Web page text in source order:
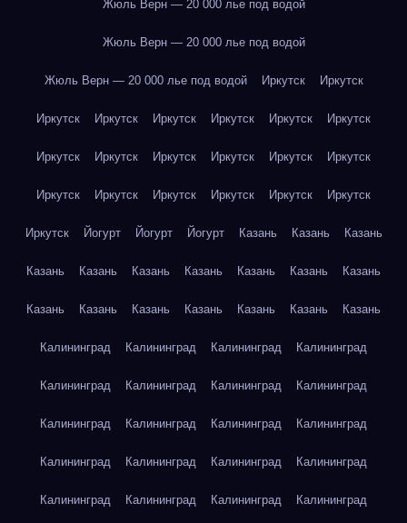
Жюль Верн — 20 000 лье под водой
Жюль Верн — 20 000 лье под водой
Жюль Верн — 20 000 лье под водой Иркутск Иркутск
Иркутск Иркутск Иркутск Иркутск Иркутск Иркутск
Иркутск Иркутск Иркутск Иркутск Иркутск Иркутск
Иркутск Иркутск Иркутск Иркутск Иркутск Иркутск
Иркутск Йогурт Йогурт Йогурт Казань Казань Казань
Казань Казань Казань Казань Казань Казань Казань
Казань Казань Казань Казань Казань Казань Казань
Калининград Калининград Калининград Калининград
Калининград Калининград Калининград Калининград
Калининград Калининград Калининград Калининград
Калининград Калининград Калининград Калининград
Калининград Калининград Калининград Калининград